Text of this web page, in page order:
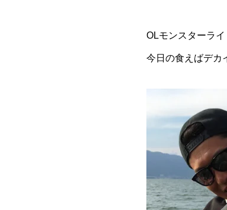
OLモンスターラ
今日の食えばデカ